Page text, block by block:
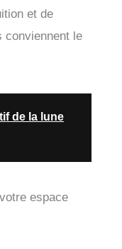
et de
conviennent le
de la lune
espace